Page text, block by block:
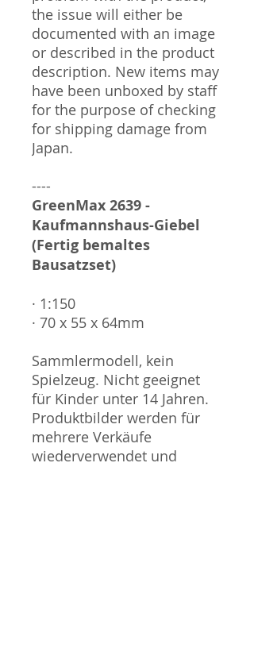
the issue will either be
documented with an image
or described in the product
description. New items may
have been unboxed by staff
for the purpose of checking
for shipping damage from
Japan.
----
GreenMax 2639 -
Kaufmannshaus-Giebel
(Fertig bemaltes
Bausatzset)
· 1:150
· 70 x 55 x 64mm
Sammlermodell, kein
Spielzeug. Nicht geeignet
für Kinder unter 14 Jahren.
Produktbilder werden für
mehrere Verkäufe
wiederverwendet und